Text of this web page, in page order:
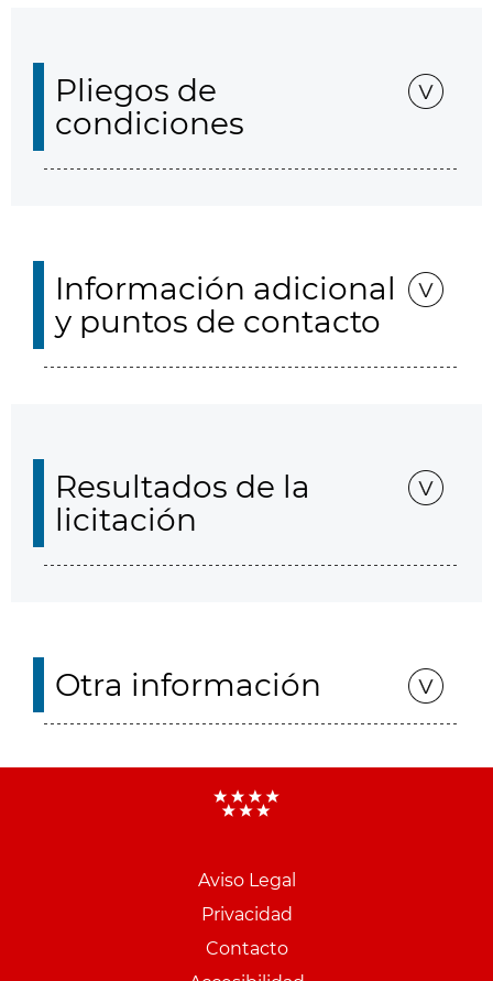
Pliegos de
condiciones
Información adicional
y puntos de contacto
Resultados de la
licitación
Otra información
Aviso Legal
Privacidad
Contacto